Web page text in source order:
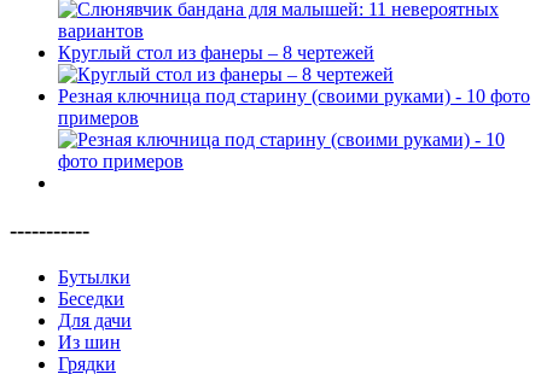
Круглый стол из фанеры – 8 чертежей
Резная ключница под старину (своими руками) - 10 фото
примеров
-----------
Бутылки
Беседки
Для дачи
Из шин
Грядки